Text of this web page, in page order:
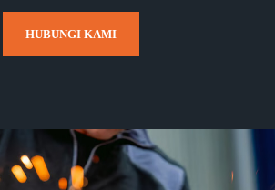
HUBUNGI KAMI